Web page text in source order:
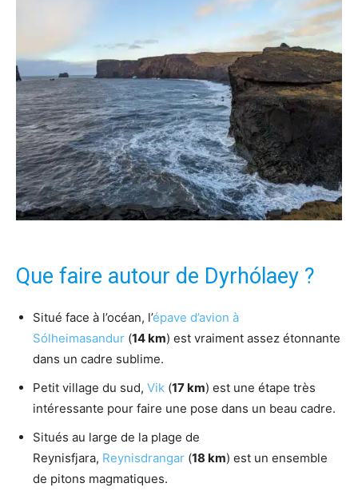
Que faire autour de Dyrhólaey ?
Situé face à l’océan, l’épave d’avion à
Sólheimasandur (14 km) est vraiment assez étonnante
dans un cadre sublime.
Petit village du sud, Vik (17 km) est une étape très
intéressante pour faire une pose dans un beau cadre.
Situés au large de la plage de
Reynisfjara, Reynisdrangar (18 km) est un ensemble
de pitons magmatiques.